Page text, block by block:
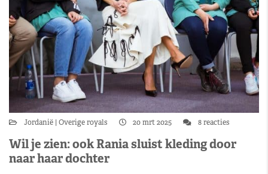
Jordanië Overige royals 20 mrt 2025 8 reacties
Wil je zien: ook Rania sluist kleding door
naar haar dochter